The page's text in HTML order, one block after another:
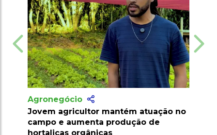
atuação no
de
Agronegócio
Produtor amplia cultivo de
com apoio técnico e irrigação